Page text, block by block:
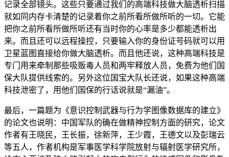
记录全部镜头。这些只要通过我们的高端科技做大脑透析扫描
就如同内存卡清楚的记录着你之前所看所做所听的一切。它能
把你之前所看所做所听还有当时你的心率是多少都能透析出
来。而且还可以远程操控，只要输入你的身份证号码就可以用
卫星蓝图直接给你做大脑透析。而且他还说，这种高端科技是
专门用来牵制那些吸贩毒人员和两牢释放人员，免费为他们国
保大队提供线索的。另外这位国宝大队长还说，如果这种高端
科技泄密了，用他们国保的行话说就是“漏油”。
最后，一篇题为《意识控制武器与行为学图像数据库的建立》
的论文也说明：中国军队的确在做精神控制方面的研究，论文
作者有王晓民，王长振，徐新萍，王少霞，王德文以及彭瑞云
等五人，作者机构是军事医学科学院放射与辐射医学研究所，